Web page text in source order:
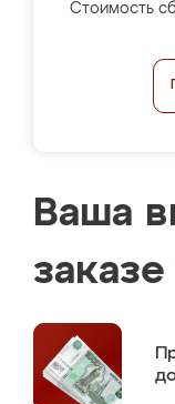
Стоимость
Ваша